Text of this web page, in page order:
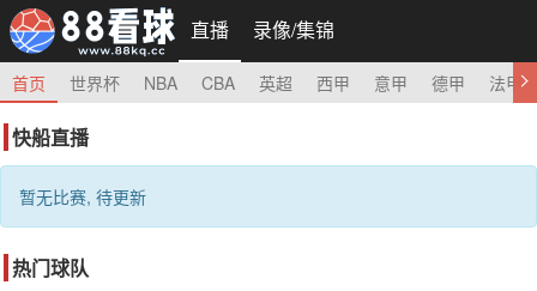
直播 录像/集锦
首页 世界杯 NBA CBA 英超 西甲 意甲 德甲 法甲
快船直播
暂无比赛, 待更新
热门球队